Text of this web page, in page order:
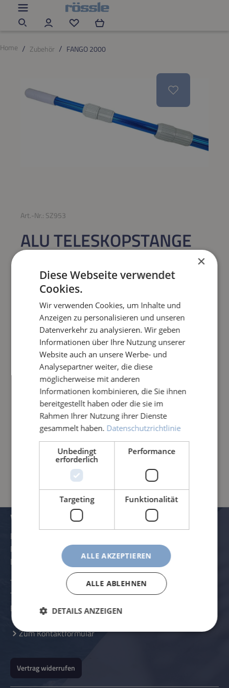
Zum Hauptinhalt springen
Du hast 0 Produkte auf dem Merkzettel
Home
Zubehör FANGO 2000
Art.-Nr.: SZ953
ALU TELESKOPSTANGE
1,2M-3,6M
Regulärer Preis:
49,90 €
Preise inkl. MwSt. zzgl. Versandkosten
Produkt Anzahl: Gib den gewünschten
IN DEN WARENKORB
Frage zum Artikel
PRODUKTINFORMATIONEN
VERWALTUNG UND KONTAKTDATEN
Rössle AG
Pater-Hartmann-Straße 23
D-87616 Marktoberdorf
Telefon:
+49 (0) 8342 - 70 59 5-0
Telefax:
+49 (0) 8342 - 70 59 5-70
E-Mail: info@roessle.ag
Zum Kontaktformular
Vertrag widerrufen
×
Diese Webseite verwendet
Cookies.
Wir verwenden Cookies, um Inhalte und
Anzeigen zu personalisieren und unseren
Datenverkehr zu analysieren. Wir geben
Informationen über Ihre Nutzung unserer
Website auch an unsere Werbe- und
Analysepartner weiter, die diese
möglicherweise mit anderen
Informationen kombinieren, die Sie ihnen
bereitgestellt haben oder die sie im
Rahmen Ihrer Nutzung ihrer Dienste
gesammelt haben. Datenschutzrichtlinie
Unbedingt
erforderlich
Performance
Targeting Funktionalität
ALLE AKZEPTIEREN
ALLE ABLEHNEN
DETAILS ANZEIGEN